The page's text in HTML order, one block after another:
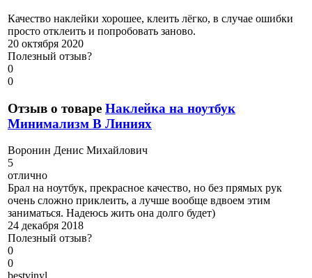
Качество наклейки хорошее, клеить лёгко, в случае ошибки
просто отклеить и попробовать заново.
20 октября 2020
Полезный отзыв?
0
0
Отзыв о товаре Наклейка на ноутбук
Минимализм В Линиях
Воронин Денис Михайлович
5
отлично
Брал на ноутбук, прекрасное качество, но без прямых рук
очень сложно приклеить, а лучше вообще вдвоем этим
заниматься. Надеюсь жить она долго будет)
24 декабря 2018
Полезный отзыв?
0
0